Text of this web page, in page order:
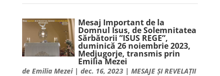
Mesaj Important de la
Domnul Isus, de Solemnitatea
Sărbătorii ”ISUS REGE”,
duminică 26 noiembrie 2023,
Medjugorje, transmis prin
Emilia Mezei
de Emilia Mezei| dec. 16, 2023| MESAJE ȘI REVELAȚII